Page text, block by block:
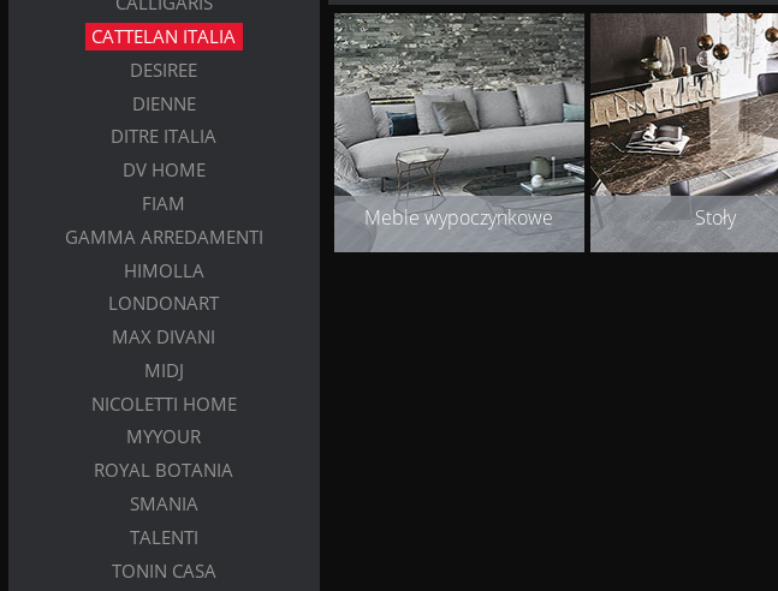
CATTELAN ITALIA
DESIREE
DIENNE
DITRE ITALIA
DV HOME
FIAM
GAMMA ARREDAMENTI
HIMOLLA
LONDONART
MAX DIVANI
MIDJ
NICOLETTI HOME
MYYOUR
ROYAL BOTANIA
SMANIA
TALENTI
TONIN CASA
Meble wypoczynkowe Stoły